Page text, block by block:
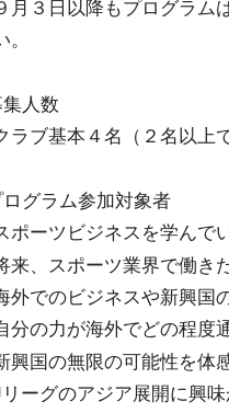
月３日以降もプログラム
。
人数
ラブ基本４名（２名以上
グラム参加対象者
ポーツビジネスを学んで
来、スポーツ業界で働き
外でのビジネスや新興
分の力が海外でどの程度
興国の無限の可能性を体
リーグのアジア展開に興